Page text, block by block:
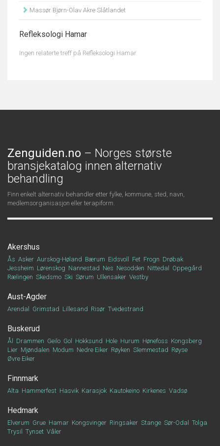
Massør Bjørn-Olav Akre Slåtlandet
Refleksologi Hamar
Ingen relaterte treff på Refleksologi Hamar
Zenguiden.no – Norges største
bransjekatalog innen alternativ
behandling
Finn enkelt alternativ behandler etter fylke, kommune, sted, navn,
medlemsorganisasjon eller terapiform.
Akershus
Ås Asker Aurskog-Høland Bærum Eidsvoll Fet Frogn Drøbak
Jessheim Lørenskog Nannestad Nes Nesodden Nittedal
Oppegård
Rælingen Skedsmo Ski Sørum Ullensaker Vestby
Aust-Agder
Arendal Grimstad Lillesand Risør Tvedestrand
Buskerud
Ål Drammen Geilo Gol Hokksund Hole Hurum Hønefoss Kongsberg
Lier Mjøndalen Modum Nedre Eiker Røyken Slemmestad Røyse
Øvre Eiker
Finnmark
Alta Hammerfest Hasvik Karasjok Kautokeino Kirkenes Vadsø
Hedmark
Elverum Grue Hamar Kongsvinger Ringsaker Stange Sør-Odal
Tolga
Trysil
Tynset Våler